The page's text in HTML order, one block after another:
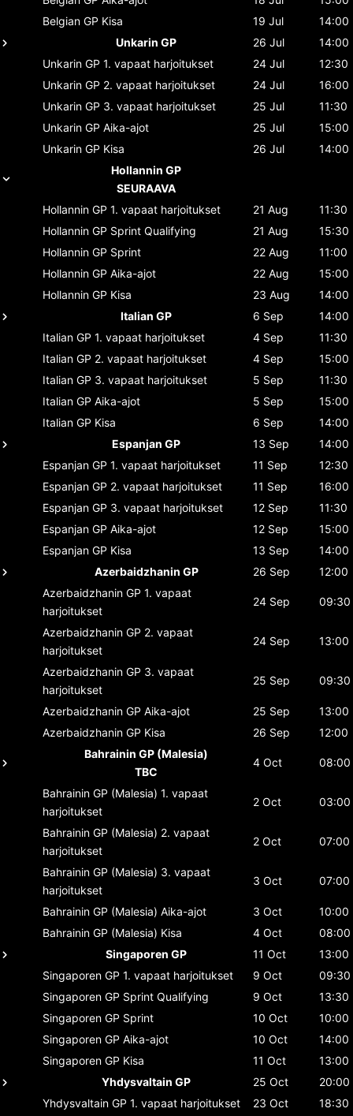
Belgian GP Kisa 19 Jul
14:00
Unkarin GP
26 Jul
14:00
Unkarin GP 1. vapaat harjoitukset 24 Jul
12:30
Unkarin GP 2. vapaat harjoitukset 24 Jul
16:00
Unkarin GP 3. vapaat harjoitukset 25 Jul
11:30
Unkarin GP Aika-ajot 25 Jul
15:00
Unkarin GP Kisa 26 Jul
14:00
Hollannin GP
SEURAAVA
Hollannin GP 1. vapaat harjoitukset 21 Aug
11:30
Hollannin GP Sprint Qualifying 21 Aug
15:30
Hollannin GP Sprint 22 Aug
11:00
Hollannin GP Aika-ajot 22 Aug
15:00
Hollannin GP Kisa 23 Aug
14:00
Italian GP
6 Sep
14:00
Italian GP 1. vapaat harjoitukset 4 Sep
11:30
Italian GP 2. vapaat harjoitukset 4 Sep
15:00
Italian GP 3. vapaat harjoitukset 5 Sep
11:30
Italian GP Aika-ajot 5 Sep
15:00
Italian GP Kisa 6 Sep
14:00
Espanjan GP
13 Sep
14:00
Espanjan GP 1. vapaat harjoitukset 11 Sep
12:30
Espanjan GP 2. vapaat harjoitukset 11 Sep
16:00
Espanjan GP 3. vapaat harjoitukset 12 Sep
11:30
Espanjan GP Aika-ajot 12 Sep
15:00
Espanjan GP Kisa 13 Sep
14:00
Azerbaidzhanin GP
26 Sep
12:00
Azerbaidzhanin GP 1. vapaat
harjoitukset
24 Sep 09:30
Azerbaidzhanin GP 2. vapaat
harjoitukset
24 Sep 13:00
Azerbaidzhanin GP 3. vapaat
harjoitukset
25 Sep 09:30
Azerbaidzhanin GP Aika-ajot 25 Sep
13:00
Azerbaidzhanin GP Kisa 26 Sep
12:00
Bahrainin GP (Malesia)
TBC
4 Oct 08:00
Bahrainin GP (Malesia) 1. vapaat
harjoitukset
2 Oct 03:00
Bahrainin GP (Malesia) 2. vapaat
harjoitukset
2 Oct 07:00
Bahrainin GP (Malesia) 3. vapaat
harjoitukset
3 Oct 07:00
Bahrainin GP (Malesia) Aika-ajot 3 Oct
10:00
Bahrainin GP (Malesia) Kisa 4 Oct
08:00
Singaporen GP
11 Oct
13:00
Singaporen GP 1. vapaat harjoitukset 9 Oct
09:30
Singaporen GP Sprint Qualifying 9 Oct
13:30
Singaporen GP Sprint 10 Oct
10:00
Singaporen GP Aika-ajot 10 Oct
14:00
Singaporen GP Kisa 11 Oct
13:00
Yhdysvaltain GP
25 Oct
20:00
Yhdysvaltain GP 1. vapaat harjoitukset 23 Oct
18:30